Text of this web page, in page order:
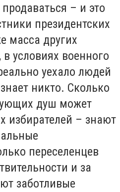
– и это
президентских
масса других
условиях военного
уехало людей
никто. Сколько
душ может
избирателей – знают
переселенцев
и за
заботливые